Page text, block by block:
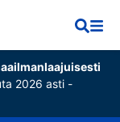
2026 asti -